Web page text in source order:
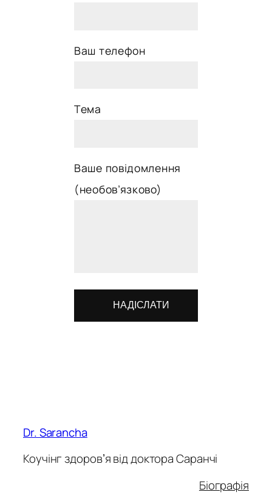
Ваш телефон
Тема
Ваше повідомлення
(необов’язково)
Dr. Sarancha
Коучінг здоровʼя від доктора Саранчі
Біографія